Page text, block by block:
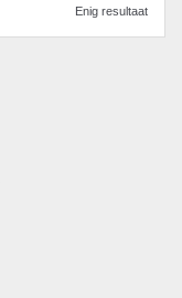
Enig resultaat